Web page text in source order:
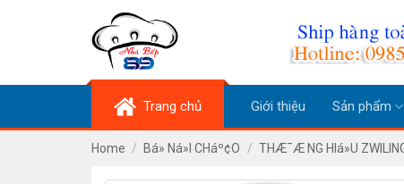
Trang chủ Giới thiệu Sản phẩm
Home / Bá» Ná»I CHáº¢O / THÆ¯Æ NG HIá»U